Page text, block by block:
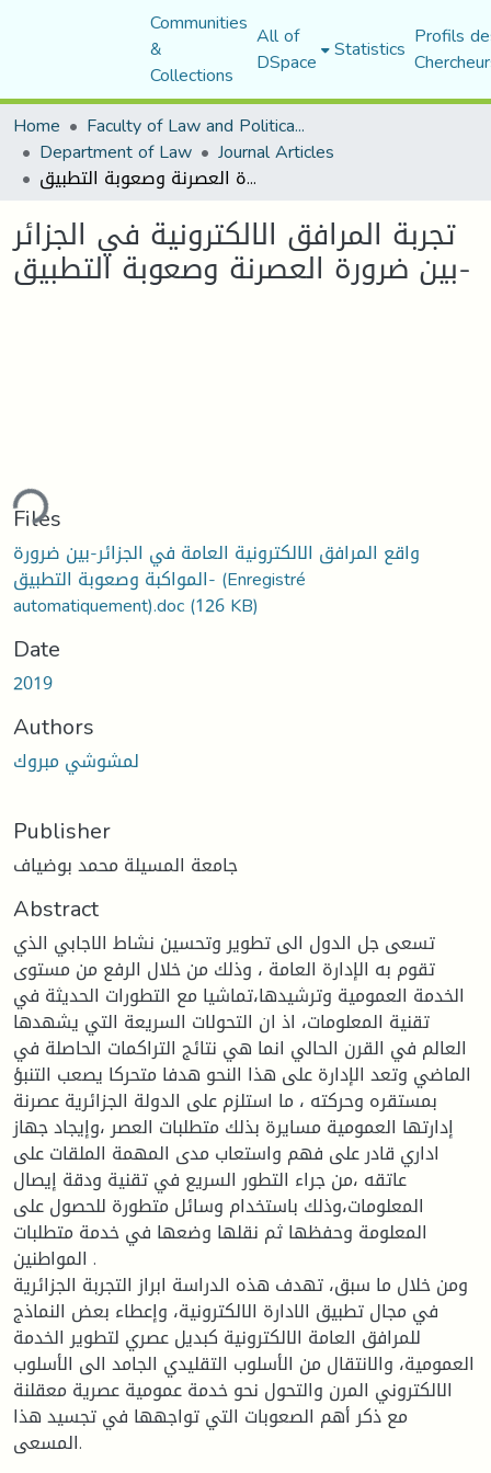
Communities
&
Collections
All of
DSpace Statistics Profils
Home
Faculty of Law and Political Science
Department of Law Journal Articles
تجربة المرافق الالكترونية في الجزائر -بين ضرورة العصرنة وصعوبة التطبيق
تجربة المرافق الالكترونية في الجزائر
-بين ضرورة العصرنة وصعوبة التطبيق
Files
واقع المرافق الالكترونية العامة في الجزائر-بين ضرورة
المواكبة وصعوبة التطبيق- (Enregistré
automatiquement).doc(126 KB)
Date
2019
Authors
لمشوشي مبروك
Publisher
جامعة المسيلة محمد بوضياف
Abstract
تسعى جل الدول الى تطوير وتحسين نشاط الاجابي الذي
تقوم به الإدارة العامة ، وذلك من خلال الرفع من مستوى
الخدمة العمومية وترشيدها،تماشيا مع التطورات الحديثة في
تقنية المعلومات، اذ ان التحولات السريعة التي يشهدها
العالم في القرن الحالي انما هي نتائج التراكمات الحاصلة في
الماضي وتعد الإدارة على هذا النحو هدفا متحركا يصعب التنبؤ
بمستقره وحركته ، ما استلزم على الدولة الجزائرية عصرنة
إدارتها العمومية مسايرة بذلك متطلبات العصر ،وإيجاد جهاز
اداري قادر على فهم واستعاب مدى المهمة الملقات على
عاتقه ،من جراء التطور السريع في تقنية ودقة إيصال
المعلومات،وذلك باستخدام وسائل متطورة للحصول على
المعلومة وحفظها ثم نقلها وضعها في خدمة متطلبات
المواطنين .
ومن خلال ما سبق، تهدف هذه الدراسة ابراز التجربة الجزائرية
في مجال تطبيق الادارة الالكترونية، وإعطاء بعض النماذج
للمرافق العامة الالكترونية كبديل عصري لتطوير الخدمة
العمومية، والانتقال من الأسلوب التقليدي الجامد الى الأسلوب
الالكتروني المرن والتحول نحو خدمة عمومية عصرية معقلنة
مع ذكر أهم الصعوبات التي تواجهها في تجسيد هذا
المسعى.